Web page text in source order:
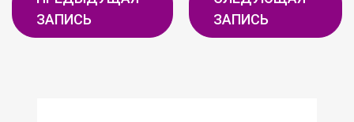
ЗАПИСЬ
ЗАПИСЬ